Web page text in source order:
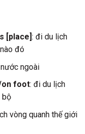
[place] : đi du lịch
đó
ngoài
on foot: đi du lịch
bộ
vòng quanh thế giới